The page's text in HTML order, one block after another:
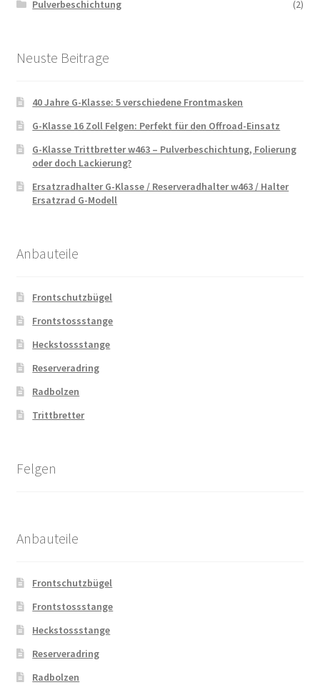
Pulverbeschichtung
(2)
Neuste Beitrage
40 Jahre G-Klasse: 5 verschiedene Frontmasken
G-Klasse 16 Zoll Felgen: Perfekt für den Offroad-Einsatz
G-Klasse Trittbretter w463 – Pulverbeschichtung, Folierung
oder doch Lackierung?
Ersatzradhalter G-Klasse / Reserveradhalter w463 / Halter
Ersatzrad G-Modell
Anbauteile
Frontschutzbügel
Frontstossstange
Heckstossstange
Reserveradring
Radbolzen
Trittbretter
Felgen
Anbauteile
Frontschutzbügel
Frontstossstange
Heckstossstange
Reserveradring
Radbolzen